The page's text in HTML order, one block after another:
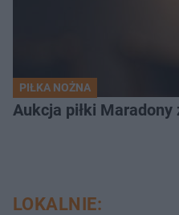
PIŁKA NOŻNA
Aukcja piłki Maradony
LOKALNIE: